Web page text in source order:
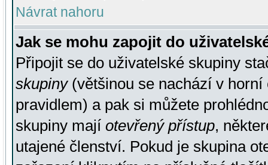
Návrat nahoru
Jak se mohu zapojit do
Připojit se do uživatelské skupiny
skupiny(většinou se nachází v horní
pravidlem) a pak si můžete
skupiny mají otevřený přístup,
utajené členství. Pokud je skupina